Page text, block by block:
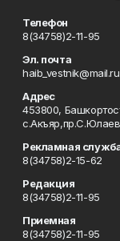
Телефон
8(34758)2-11-95
Эл. почта
haib_vestnik@mail.ru
Адрес
453800,
Рекламная
8(34758)2-15-62
Редакция
8(34758)2-11-95
Приемная
8(34758)2-11-95